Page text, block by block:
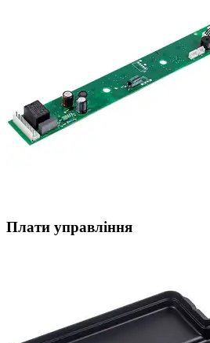
Плати управління